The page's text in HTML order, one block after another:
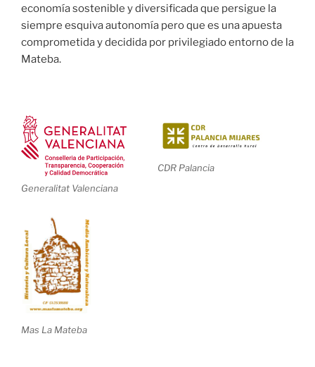
economía sostenible y diversificada que persigue la
siempre esquiva autonomía pero que es una apuesta
comprometida y decidida por privilegiado entorno de la
Mateba.
Generalitat Valenciana
CDR Palancia
Mas La Mateba